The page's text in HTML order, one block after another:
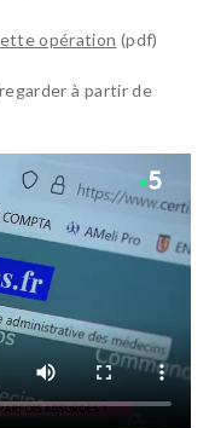
opération (pdf)
à partir de